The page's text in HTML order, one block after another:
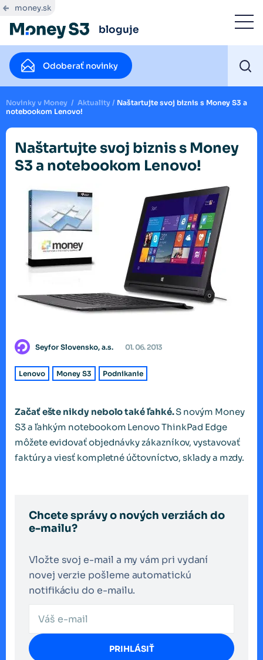
money.sk
bloguje
Odoberať novinky
Novinky v Money / Aktuality / Naštartujte svoj biznis s Money S3 a
notebookom Lenovo!
Naštartujte svoj biznis s Money
S3 a notebookom Lenovo!
Seyfor Slovensko, a.s. 01. 06. 2013
Lenovo Money S3 Podnikanie
Začať ešte nikdy nebolo také ľahké.S novým Money
S3 a ľahkým notebookom Lenovo ThinkPad Edge
môžete evidovať objednávky zákazníkov, vystavovať
faktúry a viesť kompletné účtovníctvo, sklady a mzdy.
Chcete správy o nových verziách do
e-mailu?
Vložte svoj e-mail a my vám pri vydaní
novej verzie pošleme automatickú
notifikáciu do e-mailu.
PRIHLÁSIŤ